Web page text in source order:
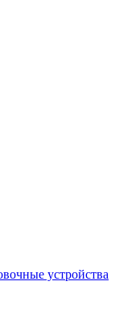
устройства